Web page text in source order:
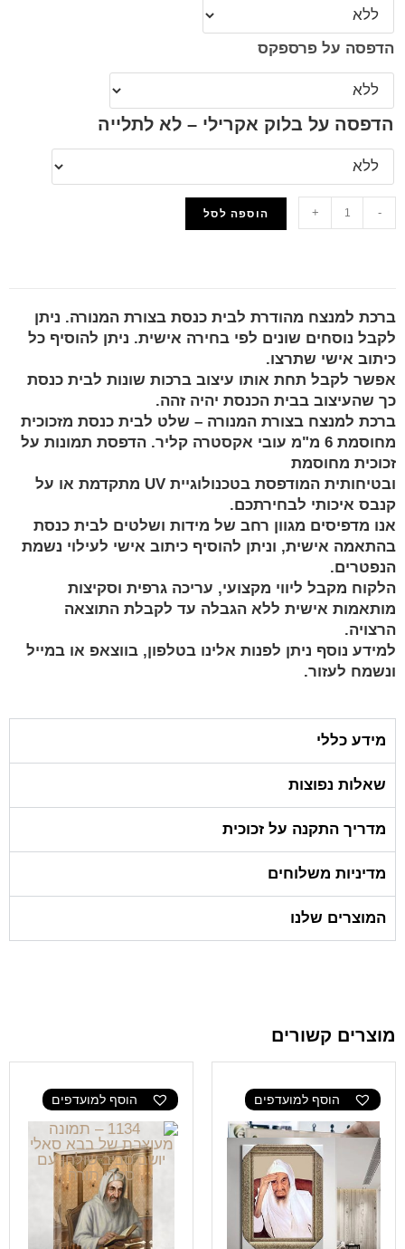
הדפסה על פרספקס
הדפסה על בלוק אקרילי – לא לתלייה
-
+ הוספה לסל
ברכת למנצח מהודרת לבית כנסת בצורת המנורה. ניתן
לקבל נוסחים שונים לפי בחירה אישית. ניתן להוסיף כל
כיתוב אישי שתרצו.
אפשר לקבל תחת אותו עיצוב ברכות שונות לבית כנסת
כך שהעיצוב בבית הכנסת יהיה זהה.
ברכת למנצח בצורת המנורה – שלט לבית כנסת מזכוכית
מחוסמת 6 מ"מ עובי אקסטרה קליר. הדפסת תמונות על
זכוכית מחוסמת
ובטיחותית המודפסת בטכנולוגיית UV מתקדמת או על
קנבס איכותי לבחירתכם.
אנו מדפיסים מגוון רחב של מידות ושלטים לבית כנסת
בהתאמה אישית, וניתן להוסיף כיתוב אישי לעילוי נשמת
הנפטרים.
הלקוח מקבל ליווי מקצועי, עריכה גרפית וסקיצות
מותאמות אישית ללא הגבלה עד לקבלת התוצאה
הרצויה.
למידע נוסף ניתן לפנות אלינו בטלפון, בווצאפ או במייל
ונשמח לעזור.
מידע כללי
שאלות נפוצות
מדריך התקנה על זכוכית
מדיניות משלוחים
המוצרים שלנו
מוצרים קשורים
הוסף למועדפים הוסף למועדפים